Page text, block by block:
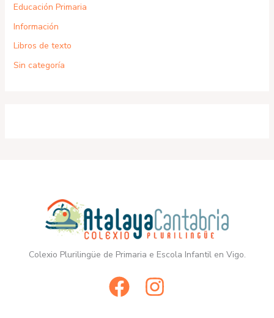
Educación Primaria
Información
Libros de texto
Sin categoría
Colexio Plurilingüe de Primaria e Escola Infantil en Vigo.